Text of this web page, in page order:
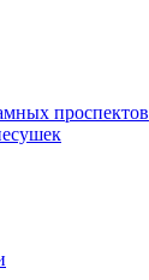
проспектов